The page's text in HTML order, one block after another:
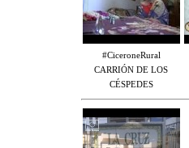
#CiceroneRural
CARRIÓN DE LOS
CÉSPEDES